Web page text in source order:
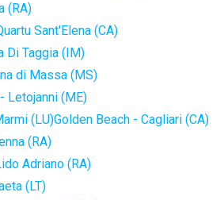
(RA)
Sant'Elena (CA)
Di Taggia (IM)
di Massa (MS)
Letojanni (ME)
(LU)Golden Beach - Cagliari (CA)
(RA)
Adriano (RA)
(LT)